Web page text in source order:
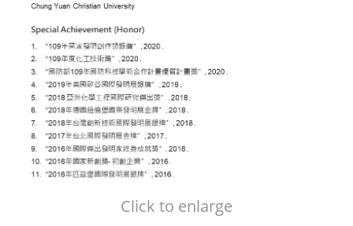
Click to enlarge